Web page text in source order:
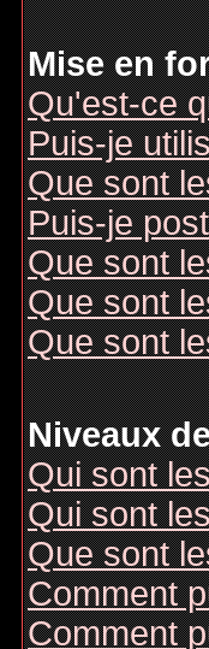
Mise en
Qu'est-ce
Puis-je
Que sont
Puis-je
Que sont
Que sont
Que sont
Niveaux
Qui sont
Qui sont
Que sont
Comment
Comment